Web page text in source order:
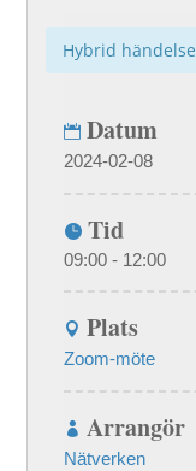
Hybrid händelse
Datum
2024-02-08
Tid
09:00 - 12:00
Plats
Zoom-möte
Arrangör
Nätverken